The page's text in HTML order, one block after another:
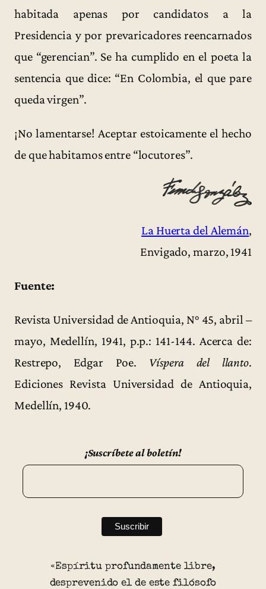
habitada apenas por candidatos a la
Presidencia y por prevaricadores reencarnados
que “gerencian”. Se ha cumplido en el poeta la
sentencia que dice: “En Colombia, el que pare
queda virgen”.
¡No lamentarse! Aceptar estoicamente el hecho
de que habitamos entre “locutores”.
La Huerta del Alemán,
Envigado, marzo, 1941
Fuente:
Revista Universidad de Antioquia, N° 45, abril –
mayo, Medellín, 1941, p.p.: 141-144. Acerca de:
Restrepo, Edgar Poe. Víspera del llanto.
Ediciones Revista Universidad de Antioquia,
Medellín, 1940.
¡Suscríbete al boletín!
«Espíritu profundamente libre,
desprevenido el de este filósofo